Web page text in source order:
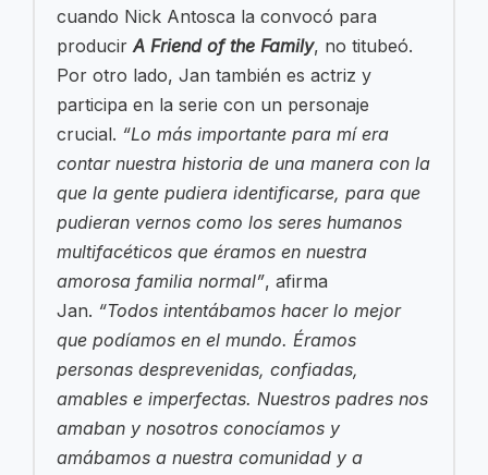
cuando Nick Antosca la convocó para
producirA Friend of the Family, no titubeó.
Por otro lado, Jan también es actriz y
participa en la serie con un personaje
crucial. “Lo más importante para mí era
contar nuestra historia de una manera con la
que la gente pudiera identificarse, para que
pudieran vernos como los seres humanos
multifacéticos que éramos en nuestra
amorosa familia normal”, afirma
Jan. “Todos intentábamos hacer lo mejor
que podíamos en el mundo. Éramos
personas desprevenidas, confiadas,
amables e imperfectas. Nuestros padres nos
amaban y nosotros conocíamos y
amábamos a nuestra comunidad y a